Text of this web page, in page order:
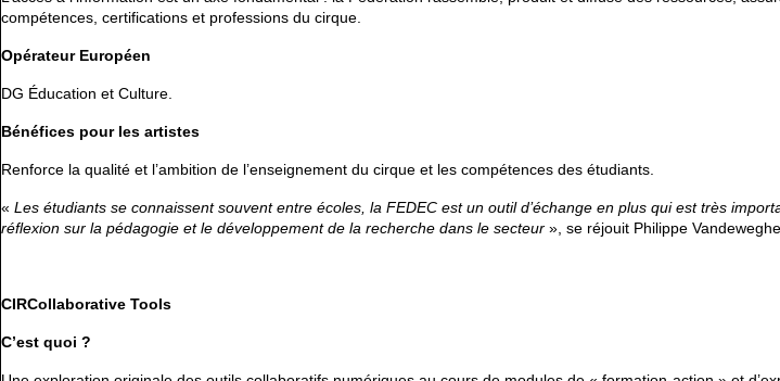
compétences, certifications et professions du cirque.
Opérateur Européen
DG Éducation et Culture.
Bénéfices pour les artistes
Renforce la qualité et l’ambition de l’enseignement du cirque et les compétences des étudiants.
« Les étudiants se connaissent souvent entre écoles, la FEDEC est un outil d’échange en plus qui est très
réflexion sur la pédagogie et le développement de la recherche dans le secteur », se réjouit Philippe
CIRCollaborative Tools
C’est quoi ?